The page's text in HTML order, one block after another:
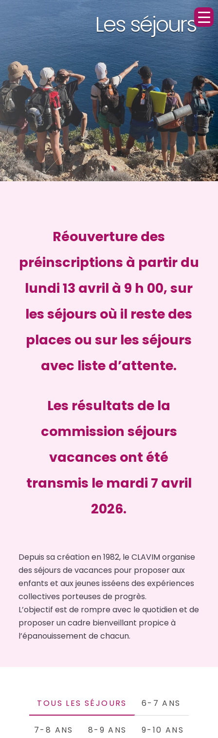
Les séjours
Réouverture des
préinscriptions à partir du
lundi 13 avril à 9 h 00,sur
les séjours où il reste des
places ou sur les séjours
avec liste d’attente.
Les résultats de la
commission séjours
vacances ont été
transmis le mardi 7 avril
2026.
Depuis sa création en 1982, le CLAVIM organise
des séjours de vacances pour proposer aux
enfants et aux jeunes isséens des expériences
collectives porteuses de progrès.
L’objectif est de rompre avec le quotidien et de
proposer un cadre bienveillant propice à
l’épanouissement de chacun.
TOUS LES SÉJOURS 6-7 ANS
7-8 ANS 8-9 ANS 9-10 ANS